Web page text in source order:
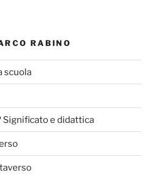
RABINO
scuola
Significato e didattica